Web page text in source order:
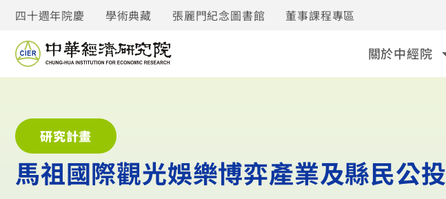
四十週年院慶 學術典藏 張麗門紀念圖書館 董事課程專區
關於中經院
研究計畫
馬祖國際觀光娛樂博弈產業及縣民公投